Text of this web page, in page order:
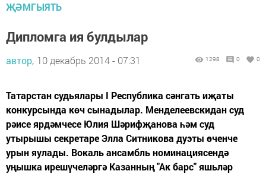
ҖӘМГЫЯТЬ
Дипломга ия булдылар
автор, 10 декабрь 2014 - 07:31 1298 0 0
Татарстан судьялары I Республика сәнгать иҗаты
конкурсында көч сынадылар. Менделеевскидан суд
рәисе ярдәмчесе Юлия Шәрифҗанова һәм суд
утырышы секретаре Элла Ситникова дуэты өченче
урын яулады. Вокаль ансамбль номинациясендә
уңышка ирешүчеләргә Казанның "Ак барс" яшьләр